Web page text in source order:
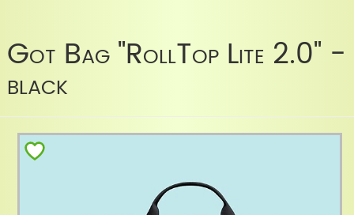
Got Bag "RollTop Lite 2.0" -
black